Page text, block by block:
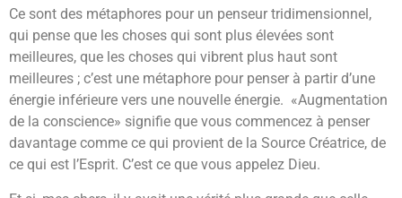
Ce sont des métaphores pour un penseur tridimensionnel,
qui pense que les choses qui sont plus élevées sont
meilleures, que les choses qui vibrent plus haut sont
meilleures ; c’est une métaphore pour penser à partir d’une
énergie inférieure vers une nouvelle énergie. «Augmentation
de la conscience» signifie que vous commencez à penser
davantage comme ce qui provient de la Source Créatrice, de
ce qui est l’Esprit. C’est ce que vous appelez Dieu.